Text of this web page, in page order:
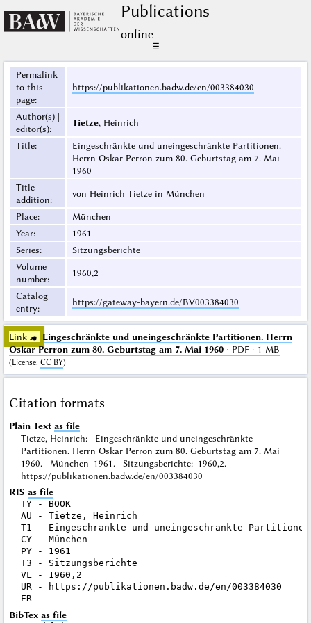
Publications
online
☰
Permalink
to this
page:
https://publikationen.badw.de/en/003384030
Author(s) |
editor(s):
Tietze, Heinrich
Title:
Eingeschränkte und uneingeschränkte Partitionen.
Herrn Oskar Perron zum 80. Geburtstag am 7. Mai
1960
Title
addition:
von Heinrich Tietze in München
Place:
München
Year:
1961
Series:
Sitzungsberichte
Volume
number:
1960,2
Catalog
entry:
https://gateway-bayern.de/BV003384030
Link ☛ Eingeschränkte und uneingeschränkte Partitionen. Herrn
Oskar Perron zum 80. Geburtstag am 7. Mai 1960· PDF · 1 MB
(License: CC BY)
Citation formats
Plain Text as file
Tietze, Heinrich: Eingeschränkte und uneingeschränkte
Partitionen. Herrn Oskar Perron zum 80. Geburtstag am 7. Mai
1960. München 1961. Sitzungsberichte: 1960,2.
https://publikationen.badw.de/en/003384030
RIS as file
TY - BOOK
AU - Tietze, Heinrich
T1 - Eingeschränkte und uneingeschränkte
CY - München
PY - 1961
T3 - Sitzungsberichte
VL - 1960,2
UR - https://publikationen.badw.de/en/003384030
BibTex as file